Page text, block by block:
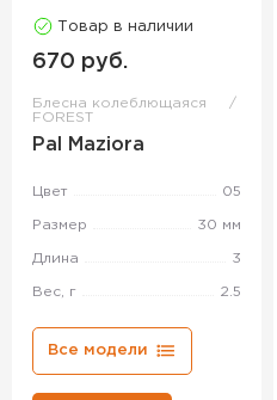
Товар в наличии
670 руб.
Блесна колеблющаяся
FOREST
Pal Maziora
Цвет 05
Размер 30 мм
Длина 3
Вес, г 2.5
Все модели